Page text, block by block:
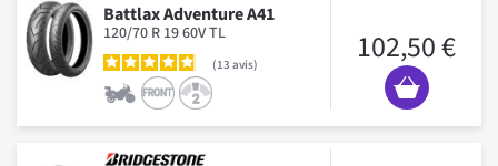
Battlax Adventure A41
120/70 R 19 60V TL
13 avis 102,50 €